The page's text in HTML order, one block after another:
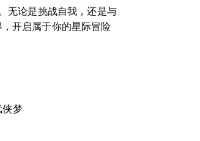
无论是挑战自我，还是与
开启属于你的星际冒险
侠梦